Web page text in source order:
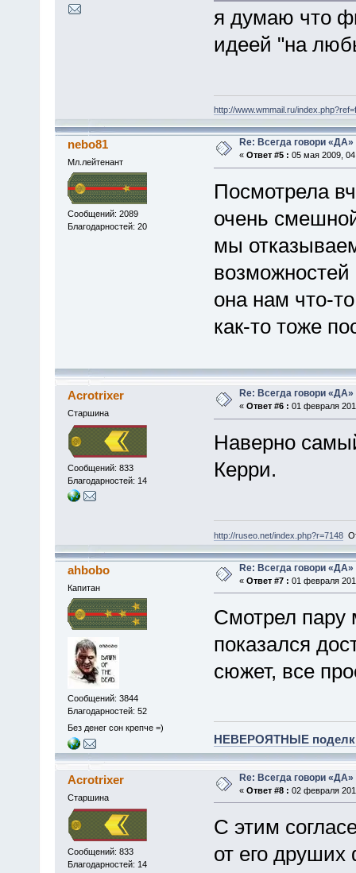
я думаю что
идеей "на
http://www.wmmail.ru/
nebo81
Мл.лейтенант
Сообщений: 2089
Благодарностей: 20
Re: Всегда говори «ДА»
« Ответ #5 : 05 мая 2009,
Посмотрела
очень
мы
возможностей
она нам что-
как-то тоже
Acrotrixer
Старшина
Сообщений: 833
Благодарностей: 14
Re: Всегда говори «ДА»
« Ответ #6 : 01 февраля
Наверно
Керри.
http://ruseo.net/index.php?r=7148
ahbobo
Капитан
Сообщений: 3844
Благодарностей: 52
Без денег сон крепче =)
Re: Всегда говори «ДА»
« Ответ #7 : 01 февраля
Смотрел
показался
сюжет, все
НЕВЕРОЯТНЫЕ
Acrotrixer
Старшина
Сообщений: 833
Благодарностей: 14
Re: Всегда говори «ДА»
« Ответ #8 : 02 февраля
С этим
от его